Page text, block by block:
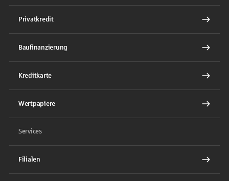
Privatkredit
Baufinanzierung
Kreditkarte
Wertpapiere
Services
Filialen